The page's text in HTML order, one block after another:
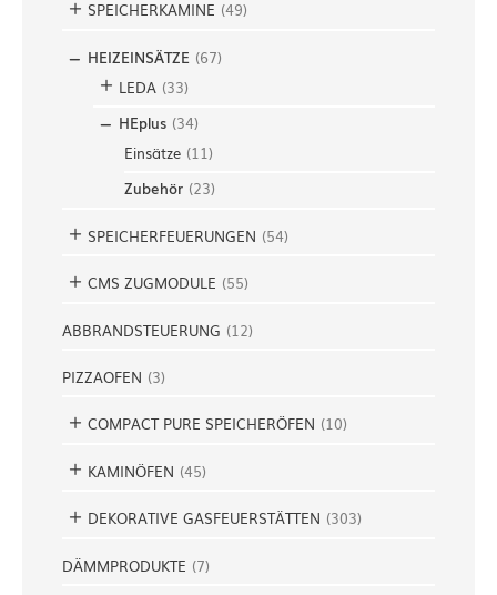
SPEICHERKAMINE (49)
HEIZEINSÄTZE (67)
LEDA (33)
HEplus (34)
Einsätze (11)
Zubehör (23)
SPEICHERFEUERUNGEN (54)
CMS ZUGMODULE (55)
ABBRANDSTEUERUNG (12)
PIZZAOFEN (3)
COMPACT PURE SPEICHERÖFEN (10)
KAMINÖFEN (45)
DEKORATIVE GASFEUERSTÄTTEN (303)
DÄMMPRODUKTE (7)